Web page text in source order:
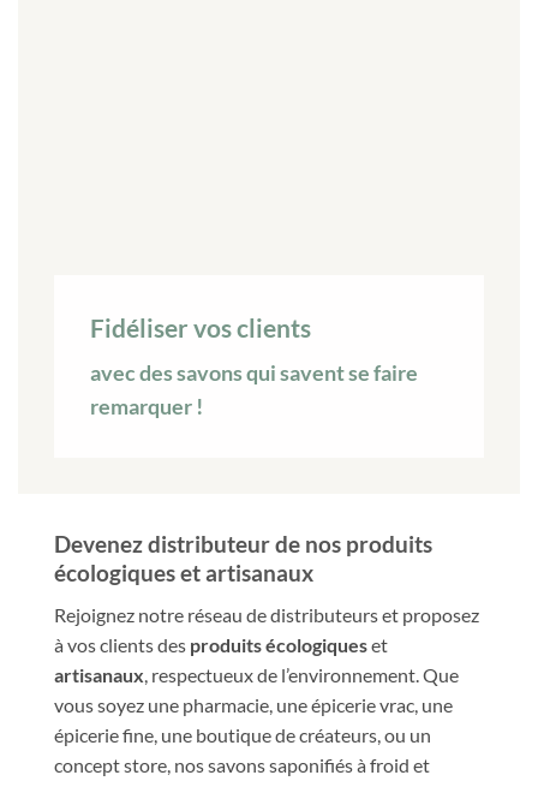
Fidéliser vos clients
avec des savons qui savent se faire
remarquer !
Devenez distributeur de nos produits
écologiques et artisanaux
Rejoignez notre réseau de distributeurs et proposez
à vos clients des produits écologiqueset
artisanaux, respectueux de l’environnement. Que
vous soyez une pharmacie, une épicerie vrac, une
épicerie fine, une boutique de créateurs, ou un
concept store, nos savons saponifiés à froid et